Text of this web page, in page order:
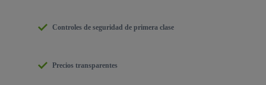
Controles de seguridad de primera clase
Precios transparentes